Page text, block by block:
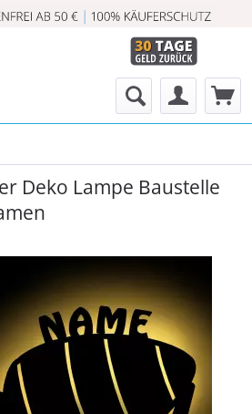
Deko Lampe Baustelle